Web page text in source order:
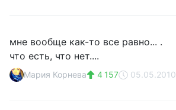
мне вообще как-то все равно... .
что есть, что нет....
Мария Корнева 4 157 05.05.2010